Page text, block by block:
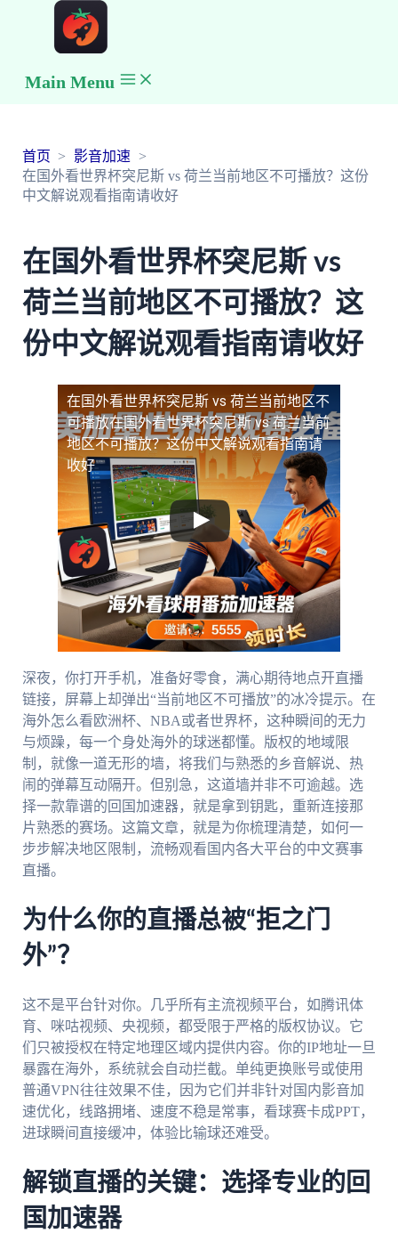
Main Menu
首页
影音加速
在国外看世界杯突尼斯 vs 荷兰当前地区不可播放？这份
中文解说观看指南请收好
在国外看世界杯突尼斯 vs
荷兰当前地区不可播放？这
份中文解说观看指南请收好
在国外看世界杯突尼斯 vs 荷兰当前地区不
可播放在国外看世界杯突尼斯 vs 荷兰当前
地区不可播放？这份中文解说观看指南请
收好
深夜，你打开手机，准备好零食，满心期待地点开直播
链接，屏幕上却弹出“当前地区不可播放”的冰冷提示。在
海外怎么看欧洲杯、NBA或者世界杯，这种瞬间的无力
与烦躁，每一个身处海外的球迷都懂。版权的地域限
制，就像一道无形的墙，将我们与熟悉的乡音解说、热
闹的弹幕互动隔开。但别急，这道墙并非不可逾越。选
择一款靠谱的回国加速器，就是拿到钥匙，重新连接那
片熟悉的赛场。这篇文章，就是为你梳理清楚，如何一
步步解决地区限制，流畅观看国内各大平台的中文赛事
直播。
为什么你的直播总被“拒之门
外”？
这不是平台针对你。几乎所有主流视频平台，如腾讯体
育、咪咕视频、央视频，都受限于严格的版权协议。它
们只被授权在特定地理区域内提供内容。你的IP地址一旦
暴露在海外，系统就会自动拦截。单纯更换账号或使用
普通VPN往往效果不佳，因为它们并非针对国内影音加
速优化，线路拥堵、速度不稳是常事，看球赛卡成PPT，
进球瞬间直接缓冲，体验比输球还难受。
解锁直播的关键：选择专业的回
国加速器